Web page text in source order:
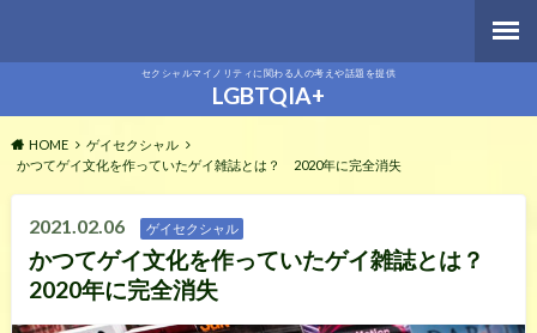
セクシャルマイノリティに関わる人の考えや話題を提供
LGBTQIA+
HOME
ゲイセクシャル
かつてゲイ文化を作っていたゲイ雑誌とは？ 2020年に完全消失
2021.02.06 ゲイセクシャル
かつてゲイ文化を作っていたゲイ雑誌とは？
2020年に完全消失